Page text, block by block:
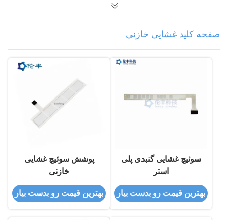
صفحه کلید غشایی خازنی
سوئیچ غشایی گنبدی پلی
استر
بهترین قیمت رو بدست بیار
پوشش سوئیچ غشایی
خازنی
بهترین قیمت رو بدست بیار